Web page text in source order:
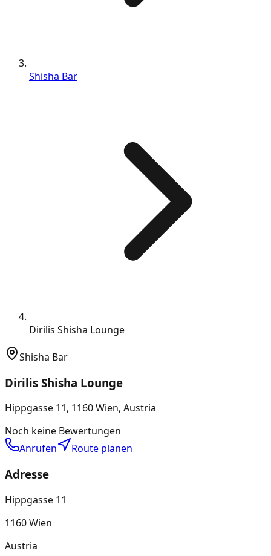
Shisha Bar
Dirilis Shisha Lounge
Shisha Bar
Dirilis Shisha Lounge
Hippgasse 11, 1160 Wien, Austria
Noch keine Bewertungen
Anrufen
Route planen
Adresse
Hippgasse 11
1160 Wien
Austria